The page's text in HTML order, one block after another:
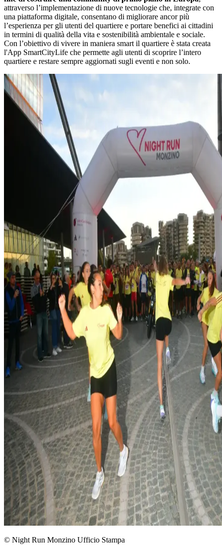
attraverso l’implementazione di nuove tecnologie che, integrate con
una piattaforma digitale, consentano di migliorare ancor più
l’esperienza per gli utenti del quartiere e portare benefici ai cittadini
in termini di qualità della vita e sostenibilità ambientale e sociale.
Con l’obiettivo di vivere in maniera smart il quartiere è stata creata
l'App SmartCityLife che permette agli utenti di scoprire l’intero
quartiere e restare sempre aggiornati sugli eventi e non solo.
© Night Run Monzino Ufficio Stampa